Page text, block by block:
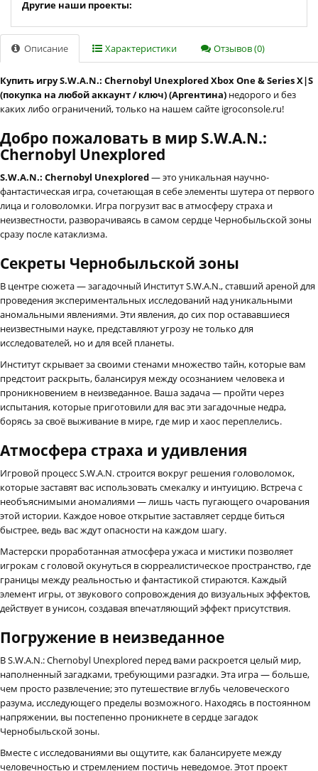
Другие наши проекты:
Описание Характеристики Отзывов (0)
Купить игру S.W.A.N.: Chernobyl Unexplored Xbox One & Series X|S
(покупка на любой аккаунт / ключ) (Аргентина) недорого и без
каких либо ограничений, только на нашем сайте igroconsole.ru!
Добро пожаловать в мир S.W.A.N.:
Chernobyl Unexplored
S.W.A.N.: Chernobyl Unexplored— это уникальная научно-
фантастическая игра, сочетающая в себе элементы шутера от первого
лица и головоломки. Игра погрузит вас в атмосферу страха и
неизвестности, разворачиваясь в самом сердце Чернобыльской зоны
сразу после катаклизма.
Секреты Чернобыльской зоны
В центре сюжета — загадочный Институт S.W.A.N., ставший ареной для
проведения экспериментальных исследований над уникальными
аномальными явлениями. Эти явления, до сих пор остававшиеся
неизвестными науке, представляют угрозу не только для
исследователей, но и для всей планеты.
Институт скрывает за своими стенами множество тайн, которые вам
предстоит раскрыть, балансируя между осознанием человека и
проникновением в неизведанное. Ваша задача — пройти через
испытания, которые приготовили для вас эти загадочные недра,
борясь за своё выживание в мире, где мир и хаос переплелись.
Атмосфера страха и удивления
Игровой процесс S.W.A.N. строится вокруг решения головоломок,
которые заставят вас использовать смекалку и интуицию. Встреча с
необъяснимыми аномалиями — лишь часть пугающего очарования
этой истории. Каждое новое открытие заставляет сердце биться
быстрее, ведь вас ждут опасности на каждом шагу.
Мастерски проработанная атмосфера ужаса и мистики позволяет
игрокам с головой окунуться в сюрреалистическое пространство, где
границы между реальностью и фантастикой стираются. Каждый
элемент игры, от звукового сопровождения до визуальных эффектов,
действует в унисон, создавая впечатляющий эффект присутствия.
Погружение в неизведанное
В S.W.A.N.: Chernobyl Unexplored перед вами раскроется целый мир,
наполненный загадками, требующими разгадки. Эта игра — больше,
чем просто развлечение; это путешествие вглубь человеческого
разума, исследующего пределы возможного. Находясь в постоянном
напряжении, вы постепенно проникнете в сердце загадок
Чернобыльской зоны.
Вместе с исследованиями вы ощутите, как балансируете между
человечностью и стремлением постичь неведомое. Этот проект